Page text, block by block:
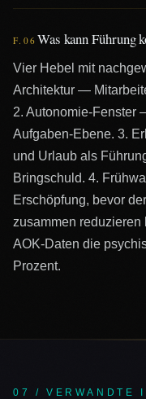
F.06 Was kann Führung
Vier Hebel mit
Architektur —
2. Autonomie-Fenster
Aufgaben-Ebene. 3.
und Urlaub als
Bringschuld. 4.
Erschöpfung, bevor
zusammen
AOK-Daten die
Prozent.
07 / VERWANDTE